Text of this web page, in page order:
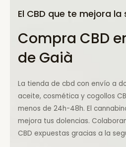
El CBD que te mejora la
Compra CBD
de Gaià
La tienda de cbd con envío a
aceite, cosmética y cogollos
menos de 24h-48h. El
mejora tus dolencias.
CBD expuestas gracias a la